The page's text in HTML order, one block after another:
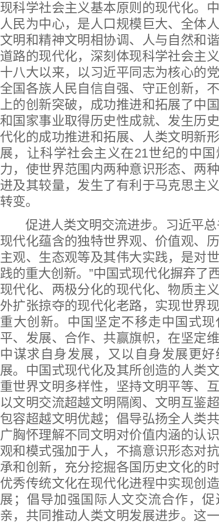
现科学社会主义基本原则的现代化。
人民为中心，是人口规模巨大、全体
文明和精神文明相协调、人与自然和
道路的现代化，深刻体现科学社会主
十八大以来，以习近平同志为核心的
全国各族人民自信自强、守正创新，
上的创新突破，成功推进和拓展了中
和国家事业取得历史性成就、发生历
代化的成功推进和拓展、人类文明新
展，让科学社会主义在21世纪的中
力，使世界范围内两种意识形态、两
进及其较量，发生了有利于马克思主
转变。
促进人类文明交流进步。习近平总
现代化蕴含的独特世界观、价值观、
主观、生态观等及其伟大实践，是对
践的重大创新。”中国式现代化摒弃了
现代化、两极分化的现代化、物质主
外扩张掠夺的现代化老路，实现世界
重大创新。中国坚定不移走中国式
平、发展、合作、共赢旗帜，在坚定
中谋求自身发展，又以自身发展更
展。中国式现代化及其所创造的人类
重世界文明多样性，坚持文明平等、
以文明交流超越文明隔阂、文明互鉴
包容超越文明优越；倡导弘扬全人类
广胸怀理解不同文明对价值内涵的认
观和模式强加于人，不搞意识形态对
承和创新，充分挖掘各国历史文化的
优秀传统文化在现代化进程中实现创
展；倡导加强国际人文交流合作，
亲，共同推动人类文明发展进步。这